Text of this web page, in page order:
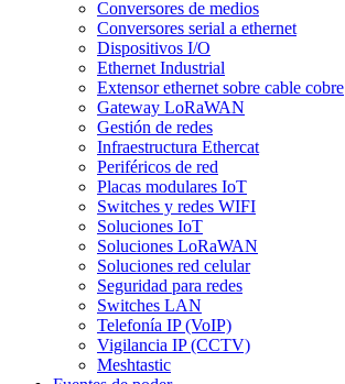
Conversores de medios
Conversores serial a ethernet
Dispositivos I/O
Ethernet Industrial
Extensor ethernet sobre cable cobre
Gateway LoRaWAN
Gestión de redes
Infraestructura Ethercat
Periféricos de red
Placas modulares IoT
Switches y redes WIFI
Soluciones IoT
Soluciones LoRaWAN
Soluciones red celular
Seguridad para redes
Switches LAN
Telefonía IP (VoIP)
Vigilancia IP (CCTV)
Meshtastic